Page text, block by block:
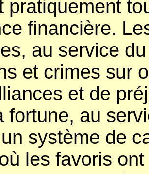
pratiquement
financière.
au service
et crimes sur
et de
fortune, au
système de
les favoris